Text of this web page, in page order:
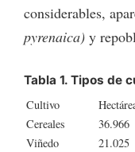
considerables,
pyrenaica) y
Tabla 1. Tipos de
Cultivo
Cereales
36.966
Viñedo
21.025